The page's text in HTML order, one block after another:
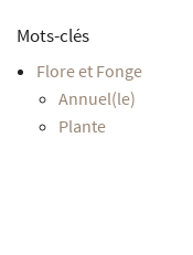
Mots-clés
Flore et Fonge
Annuel(le)
Plante